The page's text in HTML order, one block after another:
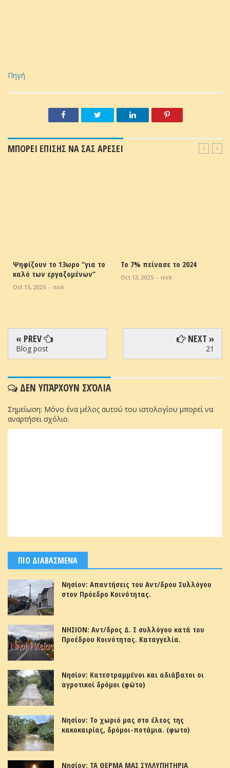
Πηγή
ΜΠΟΡΕΙ ΕΠΙΣΗΣ ΝΑ ΣΑΣ ΑΡΕΣΕΙ
Ψηφίζουν το 13ωρο “για το
καλό των εργαζομένων”
Oct 15, 2025 - nick
Το 7% πείνασε το 2024
Oct 12, 2025 - nick
« PREV
Blog post
NEXT »
21
ΔΕΝ ΥΠΆΡΧΟΥΝ ΣΧΌΛΙΑ
Σημείωση: Μόνο ένα μέλος αυτού του ιστολογίου μπορεί να
αναρτήσει σχόλιο.
ΠΙΟ ΔΙΑΒΑΣΜΕΝΑ
Νησίον: Απαντήσεις του Αντ/δρου Συλλόγου
στον Πρόεδρο Κοινότητας.
ΝΗΣΙΟΝ: Αντ/δρος Δ. Σ συλλόγου κατά του
Προέδρου Κοινότητας. Καταγγελία.
Νησίον: Κατεστραμμένοι και αδιάβατοι οι
αγροτικοί δρόμοι (φώτο)
Νησίον: Το χωριό μας στο έλεος της
κακοκαιρίας, δρόμοι-ποτάμια. (φωτο)
Νησίον: ΤΑ ΘΕΡΜΑ ΜΑΣ ΣΥΛΛΥΠΗΤΗΡΙΑ